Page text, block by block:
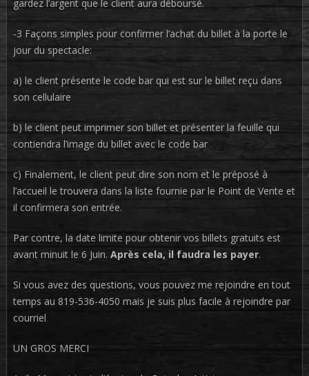
gardez l’argent que le client aura déboursé.
-3 Façons simples pour confirmer l’achat du billet à la porte le
jour du spectacle:
a) le client présente le code bar qui est sur le billet reçu dans
son cellulaire
b) le client peut imprimer son billet et présenter la feuille qui
contiendra l’image du billet avec le code bar
c) Finalement, le client peut dire son nom et le préposé à
l’accueil le trouvera dans la liste fournie par le Point de Vente et
il confirmera son entrée.
Par contre, la date limite pour obtenir vos billets gratuits est
avant minuit le 6 Juin. Après cela, il faudra les payer.
Si vous avez des questions, vous pouvez me rejoindre en tout
temps au 819-536-4050 mais je suis plus facile à rejoindre par
courriel
UN GROS MERCI